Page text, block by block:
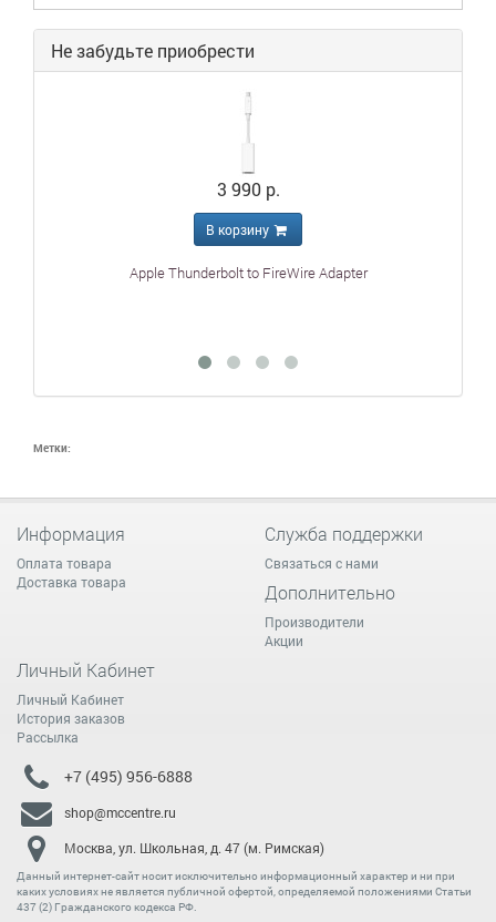
Не забудьте приобрести
3 990 р.
В корзину
Apple Thunderbolt to FireWire Adapter
Метки:
Информация
Оплата товара
Доставка товара
Служба поддержки
Связаться с нами
Дополнительно
Производители
Акции
Личный Кабинет
Личный Кабинет
История заказов
Рассылка
+7 (495) 956-6888
shop@mccentre.ru
Москва, ул. Школьная, д. 47 (м. Римская)
Данный интернет-сайт носит исключительно информационный характер и ни при
каких условиях не является публичной офертой, определяемой положениями Статьи
437 (2) Гражданского кодекса РФ.